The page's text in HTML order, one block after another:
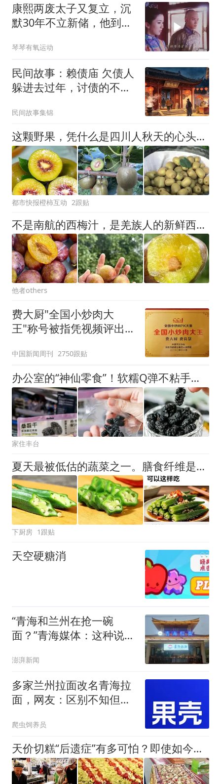
康熙两废太子又复立，沉
默30年不立新储，他到底
琴琴有氧运动
民间故事：赖债庙 欠债人
躲进去过年，讨债的不敢
民间故事集锦
这颗野果，凭什么是四川人秋天的心头爱？维C满满，吃在嘴里，甜在心里
都市快报橙柿互动 2跟贴
不是南航的西梅汁，是羌族人的新鲜西梅——温润有效，你懂的
他者others
费大厨"全国小炒肉大
王"称号被指凭视频评出
中国新闻周刊 2750跟贴
办公室的“神仙零食”！软糯Q弹不粘手，越嚼越香！
家住丰台
夏天最被低估的蔬菜之一。膳食纤维是大白菜两倍，热量比半个苹果还低
下厨房 1跟贴
天空硬糖消
“青海和兰州在抢一碗
面？”青海媒体：这种说
澎湃新闻
多家兰州拉面改名青海拉
面，网友：区别不知但牛
爬虫饲养员
天价切糕“后遗症”有多可怕？即使如今已明码标价，也无人问津